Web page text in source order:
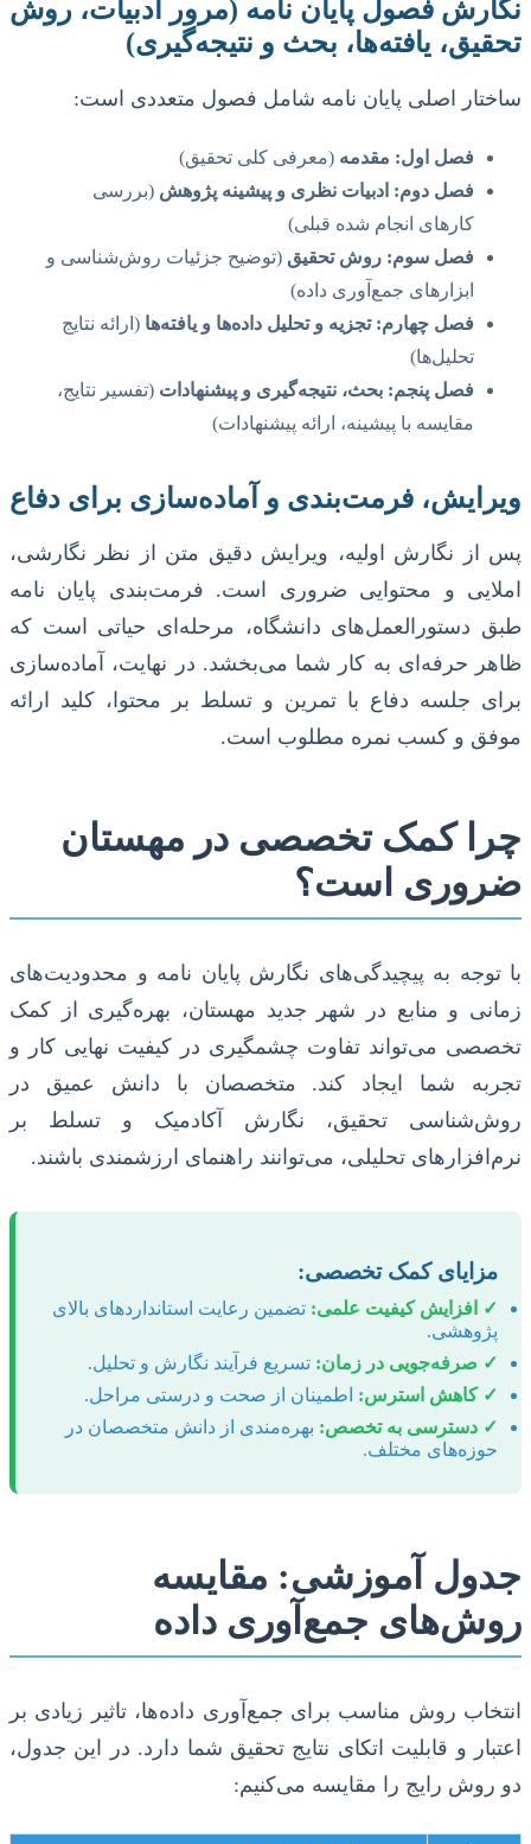
نگارش فصول پایان نامه (مرور ادبیات، روش
تحقیق، یافته‌ها، بحث و نتیجه‌گیری)
ساختار اصلی پایان نامه شامل فصول متعددی است:
فصل اول: مقدمه (معرفی کلی تحقیق)
فصل دوم: ادبیات نظری و پیشینه پژوهش (بررسی
کارهای انجام شده قبلی)
فصل سوم: روش تحقیق (توضیح جزئیات روش‌شناسی و
ابزارهای جمع‌آوری داده)
فصل چهارم: تجزیه و تحلیل داده‌ها و یافته‌ها (ارائه نتایج
تحلیل‌ها)
فصل پنجم: بحث، نتیجه‌گیری و پیشنهادات (تفسیر نتایج،
مقایسه با پیشینه، ارائه پیشنهادات)
ویرایش، فرمت‌بندی و آماده‌سازی برای دفاع
پس از نگارش اولیه، ویرایش دقیق متن از نظر نگارشی،
املایی و محتوایی ضروری است. فرمت‌بندی پایان نامه
طبق دستورالعمل‌های دانشگاه، مرحله‌ای حیاتی است که
ظاهر حرفه‌ای به کار شما می‌بخشد. در نهایت، آماده‌سازی
برای جلسه دفاع با تمرین و تسلط بر محتوا، کلید ارائه
موفق و کسب نمره مطلوب است.
چرا کمک تخصصی در مهستان
ضروری است؟
با توجه به پیچیدگی‌های نگارش پایان نامه و محدودیت‌های
زمانی و منابع در شهر جدید مهستان، بهره‌گیری از کمک
تخصصی می‌تواند تفاوت چشمگیری در کیفیت نهایی کار و
تجربه شما ایجاد کند. متخصصان با دانش عمیق در
روش‌شناسی تحقیق، نگارش آکادمیک و تسلط بر
نرم‌افزارهای تحلیلی، می‌توانند راهنمای ارزشمندی باشند.
مزایای کمک تخصصی:
✓ افزایش کیفیت علمی: تضمین رعایت استانداردهای بالای
پژوهشی.
✓ صرفه‌جویی در زمان: تسریع فرآیند نگارش و تحلیل.
✓ کاهش استرس: اطمینان از صحت و درستی مراحل.
✓ دسترسی به تخصص: بهره‌مندی از دانش متخصصان در
حوزه‌های مختلف.
جدول آموزشی: مقایسه
روش‌های جمع‌آوری داده
انتخاب روش مناسب برای جمع‌آوری داده‌ها، تاثیر زیادی بر
اعتبار و قابلیت اتکای نتایج تحقیق شما دارد. در این جدول،
دو روش رایج را مقایسه می‌کنیم: